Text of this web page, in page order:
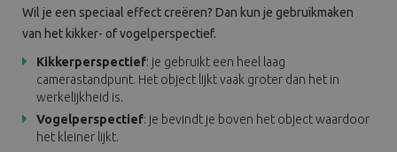
Wil je een speciaal effect creëren? Dan kun je gebruikmaken
van het kikker- of vogelperspectief.
Kikkerperspectief: je gebruikt een heel laag
camerastandpunt. Het object lijkt vaak groter dan het in
werkelijkheid is.
Vogelperspectief: je bevindt je boven het object waardoor
het kleiner lijkt.